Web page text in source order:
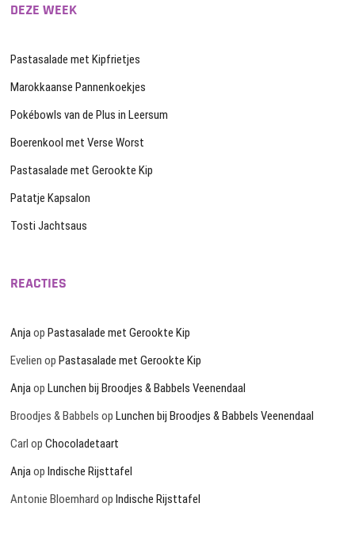
DEZE WEEK
Pastasalade met Kipfrietjes
Marokkaanse Pannenkoekjes
Pokébowls van de Plus in Leersum
Boerenkool met Verse Worst
Pastasalade met Gerookte Kip
Patatje Kapsalon
Tosti Jachtsaus
REACTIES
AnjaopPastasalade met Gerookte Kip
Evelien opPastasalade met Gerookte Kip
AnjaopLunchen bij Broodjes & Babbels Veenendaal
Broodjes & Babbels opLunchen bij Broodjes & Babbels Veenendaal
Carl opChocoladetaart
AnjaopIndische Rijsttafel
Antonie Bloemhard opIndische Rijsttafel